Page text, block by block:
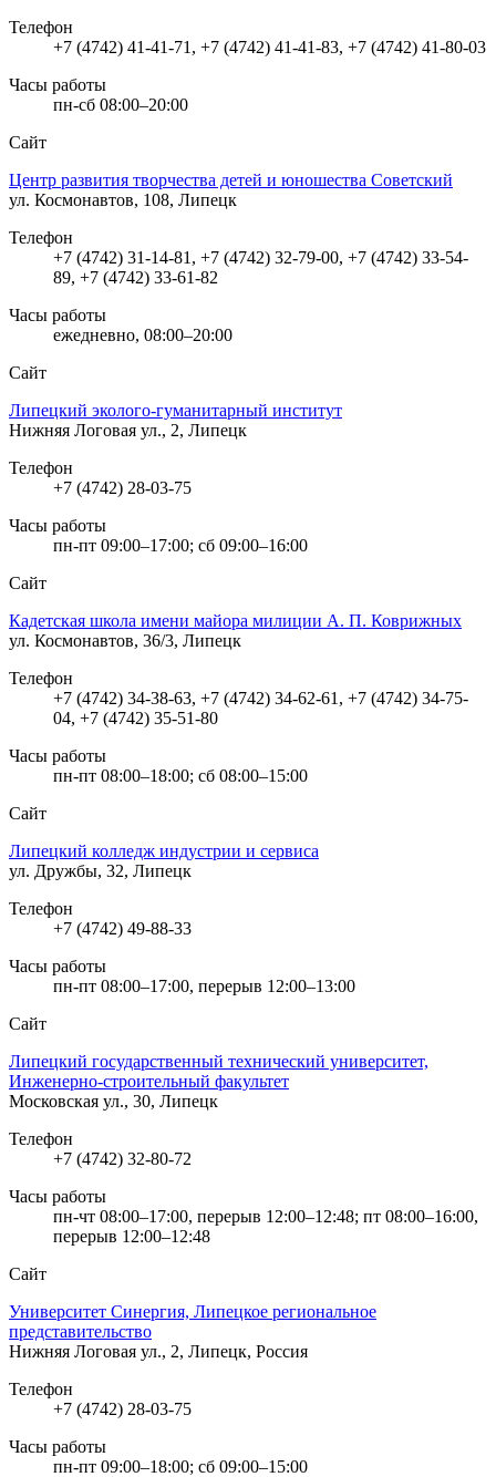
Телефон
+7 (4742) 41-41-71, +7 (4742) 41-41-83, +7 (4742) 41-80-03
Часы работы
пн-сб 08:00–20:00
Сайт
Центр развития творчества детей и юношества Советский
ул. Космонавтов, 108, Липецк
Телефон
+7 (4742) 31-14-81, +7 (4742) 32-79-00, +7 (4742) 33-54-
89, +7 (4742) 33-61-82
Часы работы
ежедневно, 08:00–20:00
Сайт
Липецкий эколого-гуманитарный институт
Нижняя Логовая ул., 2, Липецк
Телефон
+7 (4742) 28-03-75
Часы работы
пн-пт 09:00–17:00; сб 09:00–16:00
Сайт
Кадетская школа имени майора милиции А. П. Коврижных
ул. Космонавтов, 36/3, Липецк
Телефон
+7 (4742) 34-38-63, +7 (4742) 34-62-61, +7 (4742) 34-75-
04, +7 (4742) 35-51-80
Часы работы
пн-пт 08:00–18:00; сб 08:00–15:00
Сайт
Липецкий колледж индустрии и сервиса
ул. Дружбы, 32, Липецк
Телефон
+7 (4742) 49-88-33
Часы работы
пн-пт 08:00–17:00, перерыв 12:00–13:00
Сайт
Липецкий государственный технический университет,
Инженерно-строительный факультет
Московская ул., 30, Липецк
Телефон
+7 (4742) 32-80-72
Часы работы
пн-чт 08:00–17:00, перерыв 12:00–12:48; пт 08:00–16:00,
перерыв 12:00–12:48
Сайт
Университет Синергия, Липецкое региональное
представительство
Нижняя Логовая ул., 2, Липецк, Россия
Телефон
+7 (4742) 28-03-75
Часы работы
пн-пт 09:00–18:00; сб 09:00–15:00